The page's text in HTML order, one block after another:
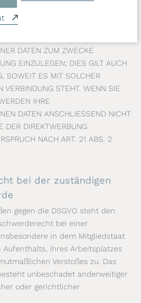
ZU BETREIBEN, SO
JEDERZEIT WIDERSPRUCH
DATEN ZUM ZWECKE
EINZULEGEN; DIES GILT AUCH
SOWEIT ES MIT SOLCHER
VERBINDUNG STEHT. WENN SIE
IHRE
DATEN ANSCHLIESSEND NICHT
DER DIREKTWERBUNG
NACH ART. 21 ABS. 2
bei der zuständigen
gegen die DSGVO steht den
bei einer
in dem Mitgliedstaat
Aufenthalts, ihres Arbeitsplatzes
Verstoßes zu. Das
unbeschadet anderweitiger
oder gerichtlicher